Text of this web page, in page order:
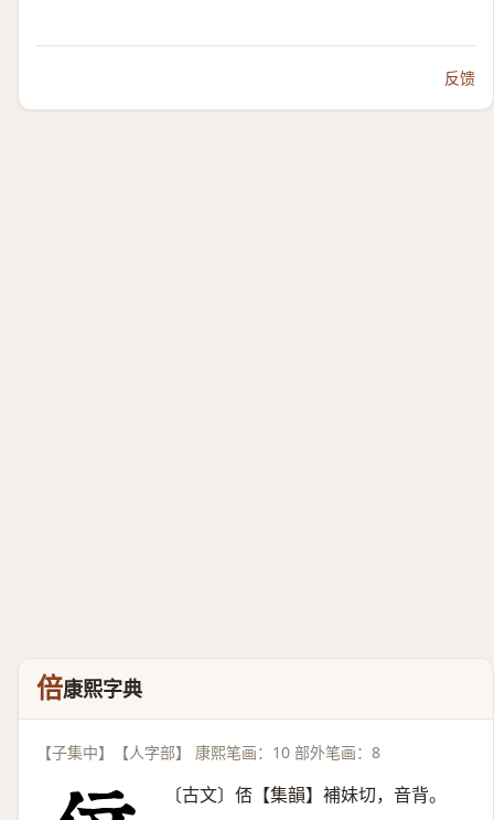
反馈
倍康熙字典
【子集中】【人字部】 康熙笔画：10 部外笔画：8
〔古文〕俖【集韻】補妹切，音背。